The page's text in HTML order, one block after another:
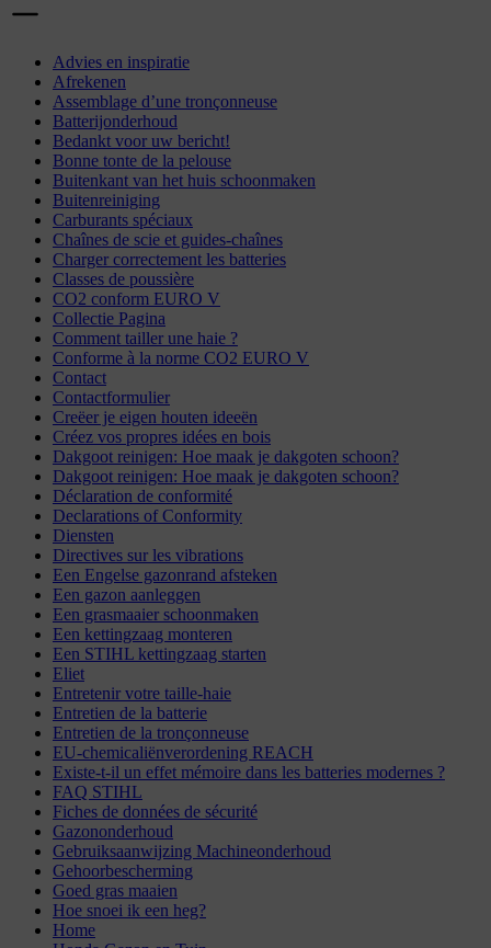
Advies en inspiratie
Afrekenen
Assemblage d’une tronçonneuse
Batterijonderhoud
Bedankt voor uw bericht!
Bonne tonte de la pelouse
Buitenkant van het huis schoonmaken
Buitenreiniging
Carburants spéciaux
Chaînes de scie et guides-chaînes
Charger correctement les batteries
Classes de poussière
CO2 conform EURO V
Collectie Pagina
Comment tailler une haie ?
Conforme à la norme CO2 EURO V
Contact
Contactformulier
Creëer je eigen houten ideeën
Créez vos propres idées en bois
Dakgoot reinigen: Hoe maak je dakgoten schoon?
Dakgoot reinigen: Hoe maak je dakgoten schoon?
Déclaration de conformité
Declarations of Conformity
Diensten
Directives sur les vibrations
Een Engelse gazonrand afsteken
Een gazon aanleggen
Een grasmaaier schoonmaken
Een kettingzaag monteren
Een STIHL kettingzaag starten
Eliet
Entretenir votre taille-haie
Entretien de la batterie
Entretien de la tronçonneuse
EU-chemicaliënverordening REACH
Existe-t-il un effet mémoire dans les batteries modernes ?
FAQ STIHL
Fiches de données de sécurité
Gazononderhoud
Gebruiksaanwijzing Machineonderhoud
Gehoorbescherming
Goed gras maaien
Hoe snoei ik een heg?
Home